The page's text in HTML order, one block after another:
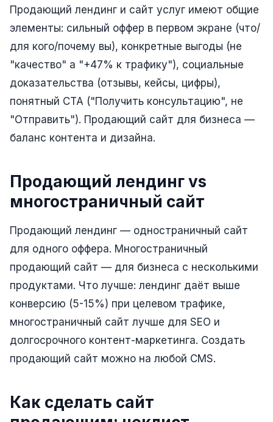
ИНТЕРНЕТ-МАГАЗИНЫ
Интеграции
Омниканальность
Платежные системы
АВТОМАТИЗАЦИЯ БИЗНЕСА
CRM-системы
Интеграции и API
Чат-боты
Автоворонки
Бизнес-процессы
AI Агенты
Технический SEO-аудит сайта
Продающий лендинг и сайт услуг имеют общие
элементы: сильный оффер в первом экране (что/
для кого/почему вы), конкретные выгоды (не
"качество" а "+47% к трафику"), социальные
доказательства (отзывы, кейсы, цифры),
понятный CTA ("Получить консультацию", не
"Отправить"). Продающий сайт для бизнеса —
баланс контента и дизайна.
Продающий лендинг vs
многостраничный сайт
Продающий лендинг — одностраничный сайт
для одного оффера. Многостраничный
продающий сайт — для бизнеса с несколькими
продуктами. Что лучше: лендинг даёт выше
конверсию (5-15%) при целевом трафике,
многостраничный сайт лучше для SEO и
долгосрочного контент-маркетинга. Создать
продающий сайт можно на любой CMS.
Как сделать сайт